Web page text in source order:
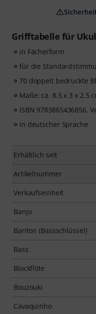
Grifftabelle für
in Fächerform
für die
70 doppelt bedruckte
Maße: ca. 8.5 x 3 x 2.5
ISBN 9783865436856,
in deutscher Sprache
Erhältlich seit
Artikelnummer
Verkaufseinheit
Banjo
Bariton (Bassschlüssel)
Bass
Blockflöte
Bouzouki
Cavaquinho